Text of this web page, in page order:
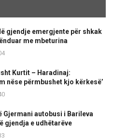
gjendje emergjente për shkak
me mbeturina
Kurtit – Haradinaj:
nëse përmbushet kjo kërkesë’
Gjermani autobusi i Barileva
gjendja e udhëtarëve